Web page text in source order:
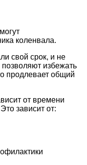
коленвала.
свой срок, и не
избежать
продлевает общий
от времени
зависит от: